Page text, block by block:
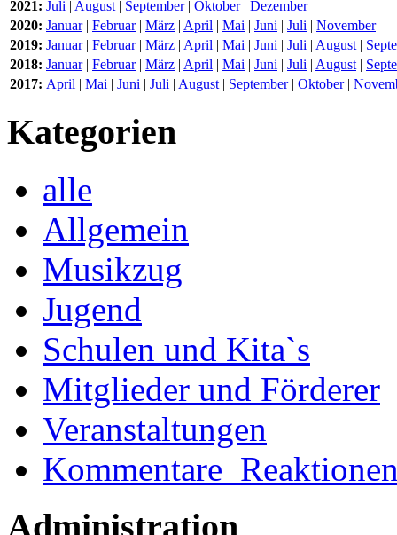
2021: Juli | August | September| Oktober| Dezember
2020: Januar| Februar| März | April | Mai | Juni | Juli | November
2019: Januar| Februar| März | April | Mai | Juni | Juli | August |
2018: Januar| Februar| März | April | Mai | Juni | Juli | August |
2017: April | Mai | Juni | Juli | August | September| Oktober|
Kategorien
alle
Allgemein
Musikzug
Jugend
Schulen und Kita`s
Mitglieder und Förderer
Veranstaltungen
Administration